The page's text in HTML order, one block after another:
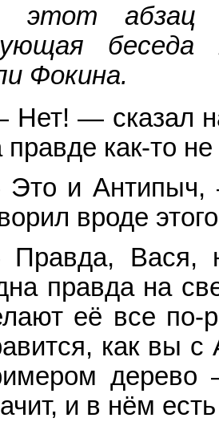
этот
Фокина.
Нет! — сказал
правде как-то
и Антипыч,
вроде
Вася,
правда на
её все по-
как вы
и в нём